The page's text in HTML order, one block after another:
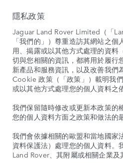
隱私政策
Jaguar Land Rover Limited（「
「我們的」）尊重造訪其網站之
用、揭露或以其他方式處理的資料
切與您相關的資訊，都將用於履行
新產品和服務資訊，以及改善我們
Cookie 政策（「政策」）載明我
或以其他方式處理您的個人資料之
我們保留隨時修改或更新本政策的
您的個人資料方面之政策和做法的
我們會依據相關的歐盟和當地國家
資料保護法）處理您的個人資料。
Land Rover、其附屬或相關企業及